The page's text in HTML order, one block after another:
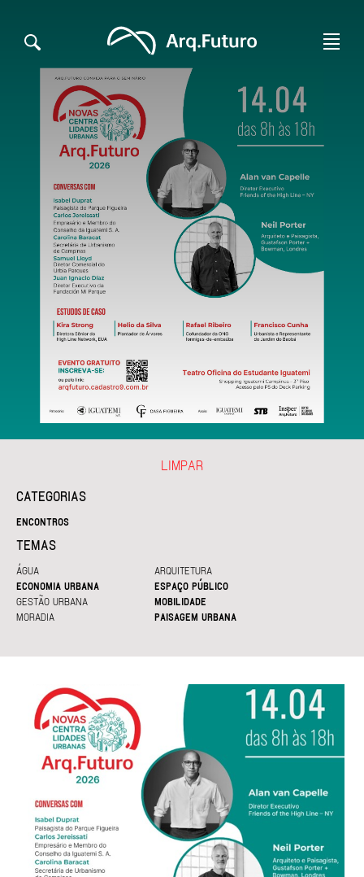
CATEGORIAS
ENCONTROS
TEMAS
ÁGUA
ARQUITETURA
ECONOMIA URBANA
ESPAÇO PÚBLICO
GESTÃO URBANA
MOBILIDADE
MORADIA
PAISAGEM URBANA
LIMPAR